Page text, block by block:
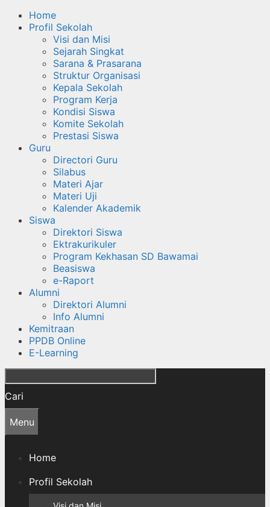
Home
Profil Sekolah
Visi dan Misi
Sejarah Singkat
Sarana & Prasarana
Struktur Organisasi
Kepala Sekolah
Program Kerja
Kondisi Siswa
Komite Sekolah
Prestasi Siswa
Guru
Directori Guru
Silabus
Materi Ajar
Materi Uji
Kalender Akademik
Siswa
Direktori Siswa
Ektrakurikuler
Program Kekhasan SD Bawamai
Beasiswa
e-Raport
Alumni
Direktori Alumni
Info Alumni
Kemitraan
PPDB Online
E-Learning
Cari
Menu
Home
Profil Sekolah